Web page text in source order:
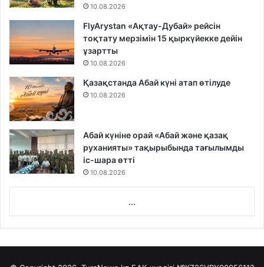
10.08.2026
FlyArystan «Ақтау-Дубай» рейсін
тоқтату мерзімін 15 қыркүйекке дейін
ұзартты
10.08.2026
Қазақстанда Абай күні атап өтілуде
10.08.2026
Абай күніне орай «Абай және қазақ
руханияты» тақырыбында тағылымды
іс-шара өтті
10.08.2026
...